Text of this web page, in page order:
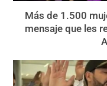
Más de 1.500
mensaje que les